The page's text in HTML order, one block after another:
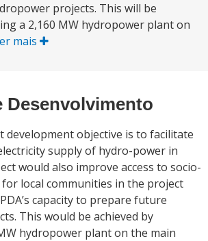
projects. This will be
a 2,160 MW hydropower plant on
mais
Desenvolvimento
development objective is to facilitate
supply of hydro-power in
would also improve access to socio-
for local communities in the project
capacity to prepare future
This would be achieved by
hydropower plant on the main